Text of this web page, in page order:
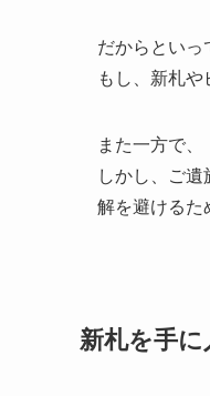
だからといっ
もし、新札や
また一方で
しかし、ご
解を避けるた
新札を手